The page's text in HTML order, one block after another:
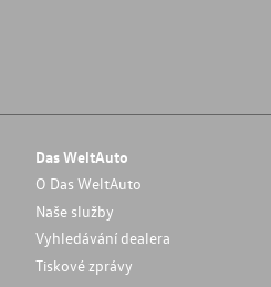
Das WeltAuto
O Das WeltAuto
Naše služby
Vyhledávání dealera
Tiskové zprávy